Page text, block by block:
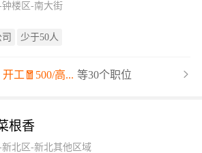
钟楼区-南大街
少于50人
开工🧧500/高... 等30个职位
根香
新北区-新北其他区域